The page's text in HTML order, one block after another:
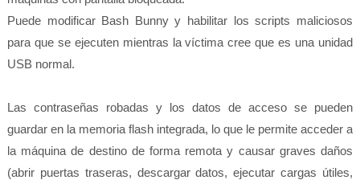
Puede modificar Bash Bunny y habilitar los scripts maliciosos
para que se ejecuten mientras la víctima cree que es una unidad
USB normal.
Las contraseñas robadas y los datos de acceso se pueden
guardar en la memoria flash integrada, lo que le permite acceder a
la máquina de destino de forma remota y causar graves daños
(abrir puertas traseras, descargar datos, ejecutar cargas útiles,